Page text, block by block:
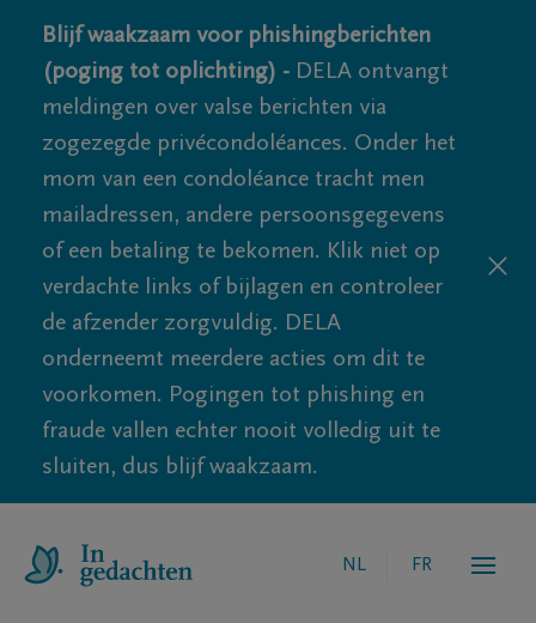
Blijf waakzaam voor phishingberichten
(poging tot oplichting) - DELA ontvangt
meldingen over valse berichten via
zogezegde privécondoléances. Onder het
mom van een condoléance tracht men
mailadressen, andere persoonsgegevens
of een betaling te bekomen. Klik niet op
verdachte links of bijlagen en controleer
de afzender zorgvuldig. DELA
onderneemt meerdere acties om dit te
voorkomen. Pogingen tot phishing en
fraude vallen echter nooit volledig uit te
sluiten, dus blijf waakzaam.
NL FR